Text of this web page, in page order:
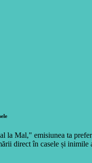
la Mal," emisiunea ta
direct în casele și inimile